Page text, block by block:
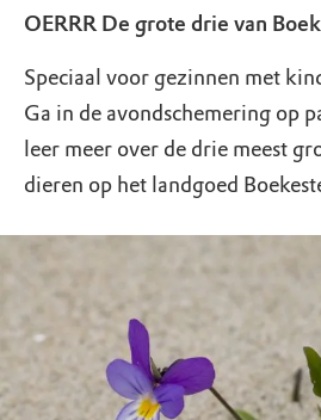
OERRR De grote drie van
Speciaal voor gezinnen met
Ga in de avondschemering op
leer meer over de drie meest
dieren op het landgoed